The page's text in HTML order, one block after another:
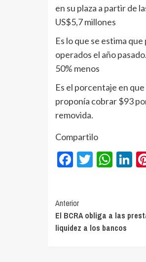
en su plaza a partir de
US$5,7 millones
Es lo que se estima
operados el año pasado.
50% menos
Es el porcentaje en
proponía cobrar $93
removida.
Compartilo
Facebook
Twitter
Navegación
de
entradas
Anterior
El BCRA obliga a las
liquidez a los bancos